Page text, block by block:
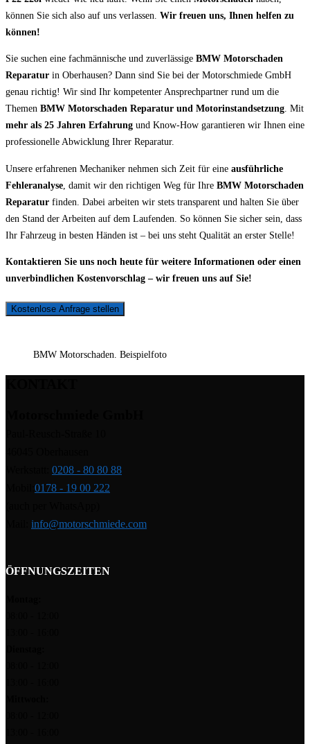
können Sie sich also auf uns verlassen. Wir freuen uns, Ihnen helfen zu
können!
Sie suchen eine fachmännische und zuverlässige BMW Motorschaden
Reparatur in Oberhausen? Dann sind Sie bei der Motorschmiede GmbH
genau richtig! Wir sind Ihr kompetenter Ansprechpartner rund um die
Themen BMW Motorschaden Reparatur und Motorinstandsetzung. Mit
mehr als 25 Jahren Erfahrung und Know-How garantieren wir Ihnen eine
professionelle Abwicklung Ihrer Reparatur.
Unsere erfahrenen Mechaniker nehmen sich Zeit für eine ausführliche
Fehleranalyse , damit wir den richtigen Weg für Ihre BMW Motorschaden
Reparatur finden. Dabei arbeiten wir stets transparent und halten Sie über
den Stand der Arbeiten auf dem Laufenden. So können Sie sicher sein, dass
Ihr Fahrzeug in besten Händen ist – bei uns steht Qualität an erster Stelle!
Kontaktieren Sie uns noch heute für weitere Informationen oder einen
unverbindlichen Kostenvorschlag – wir freuen uns auf Sie!
Kostenlose Anfrage stellen
BMW Motorschaden. Beispielfoto
0208 - 80 80 88
0178 - 19 00 222
info@motorschmiede.com
ÖFFNUNGSZEITEN